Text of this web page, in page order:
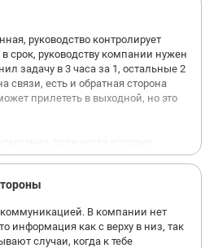
руководство контролирует
срок, руководству компании нужен
задачу в 3 часа за 1, остальные 2
связи, есть и обратная сторона
прилететь в выходной, но это
должности которые
времени, обычно это сотрудники
с клиентами.
любому сотруднику, даже
и поможет решить ту или иную
В компании нет
информация как с верху в низ, так
случаи, когда к тебе